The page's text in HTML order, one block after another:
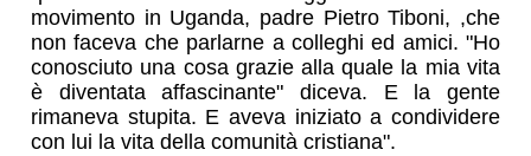
movimento in Uganda, padre Pietro Tiboni, ,che
non faceva che parlarne a colleghi ed amici. "Ho
conosciuto una cosa grazie alla quale la mia vita
è diventata affascinante" diceva. E la gente
rimaneva stupita. E aveva iniziato a condividere
con lui la vita della comunità cristiana".